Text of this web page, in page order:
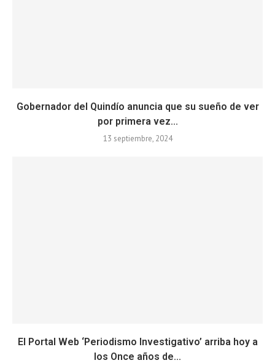
Gobernador del Quindío anuncia que su sueño de ver
por primera vez...
13 septiembre, 2024
El Portal Web ‘Periodismo Investigativo’ arriba hoy a
los Once años de...